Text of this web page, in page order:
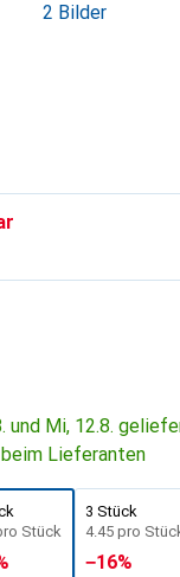
2 Bilder
und Mi, 12.8.
Lieferanten
Stück
3 Stück
CHF
4.45 pro
−16%